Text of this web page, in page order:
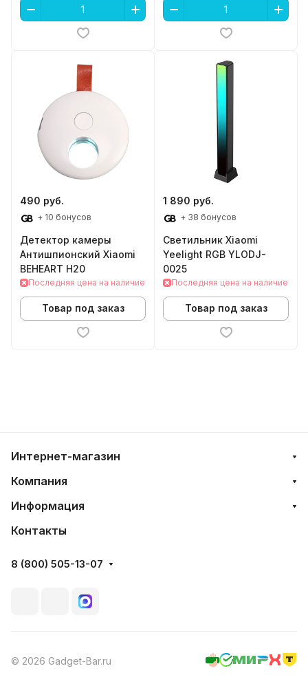
490 руб.
+ 10 бонусов
Детектор камеры
Антишпионский Xiaomi
BEHEART H20
Последняя цена на наличие
Товар под заказ
1 890 руб.
+ 38 бонусов
Светильник Xiaomi
Yeelight RGB YLODJ-
0025
Последняя цена на наличие
Товар под заказ
Интернет-магазин
Компания
Информация
Контакты
8 (800) 505-13-07
© 2026 Gadget-Bar.ru